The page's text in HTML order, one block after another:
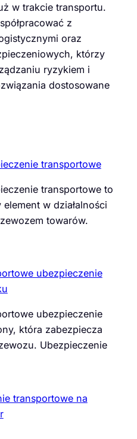
w trakcie transportu.
z
oraz
którzy
ryzykiem i
dostosowane
transportowe
transportowe to
element w działalności
towarów.
ubezpieczenie
ubezpieczenie
która zabezpiecza
Ubezpieczenie
transportowe na